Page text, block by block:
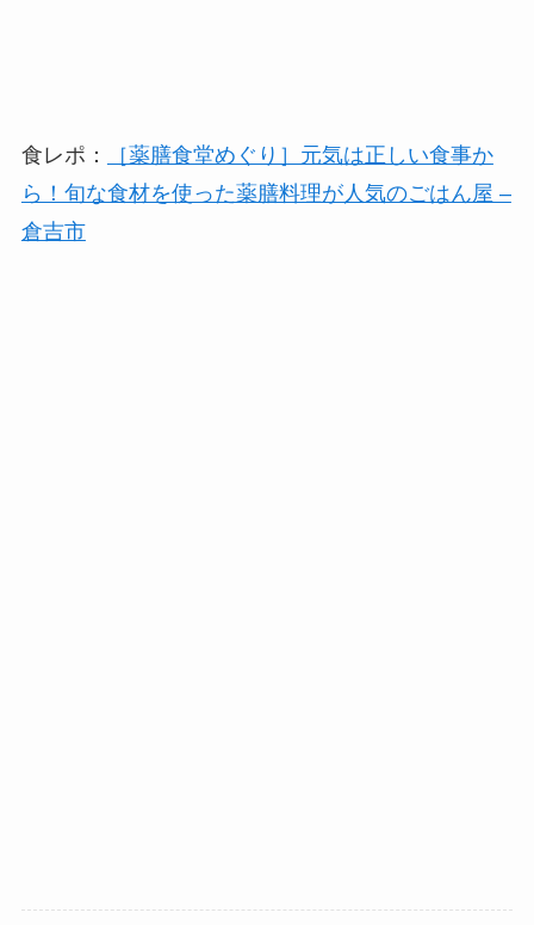
食レポ：
［薬膳食堂めぐり］元気は正しい食事か
ら！旬な食材を使った薬膳料理が人気のごはん屋 –
倉吉市